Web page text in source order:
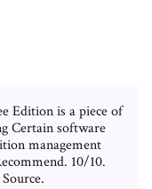
Edition is a piece of
Certain software
management
10/10.